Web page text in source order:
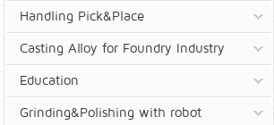
Handling Pick&Place
Casting Alloy for Foundry Industry
Education
Grinding&Polishing with robot